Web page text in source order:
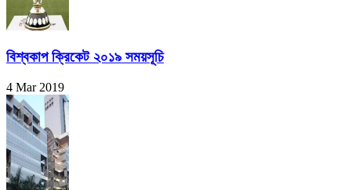
বিশ্বকাপ ক্রিকেট ২০১৯ সময়সূচি
4 Mar 2019